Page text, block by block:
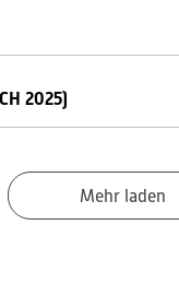
2025)
Mehr laden